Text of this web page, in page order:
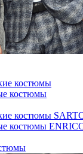
костюмы
костюмы
костюмы
костюмы